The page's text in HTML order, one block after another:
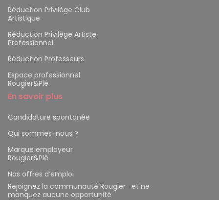
Réduction Privilège Club
Artistique
Réduction Privilège Artiste
Professionnel
Réduction Professeurs
Espace professionnel
Rougier&Plé
En savoir plus
Candidature spontanée
Qui sommes-nous ?
Marque employeur
Rougier&Plé
Nos offres d’emploi
Rejoignez la communauté Rougier et ne
manquez aucune opportunité